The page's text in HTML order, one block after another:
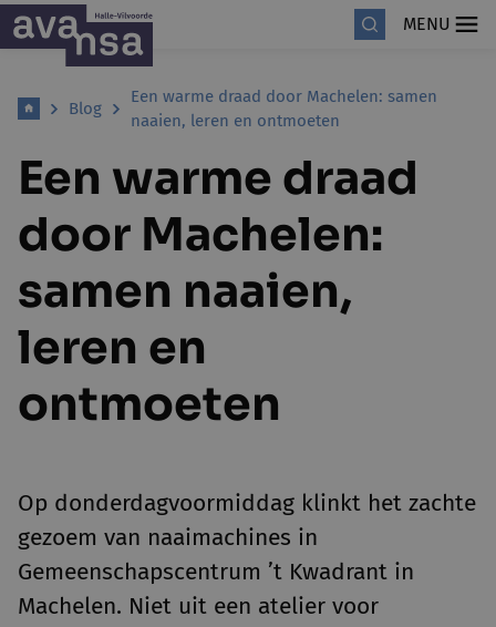
MENU
Blog
Een warme draad door Machelen: samen
naaien, leren en ontmoeten
Een warme draad
door Machelen:
samen naaien,
leren en
ontmoeten
Op donderdagvoormiddag klinkt het zachte
gezoem van naaimachines in
Gemeenschapscentrum ’t Kwadrant in
Machelen. Niet uit een atelier voor